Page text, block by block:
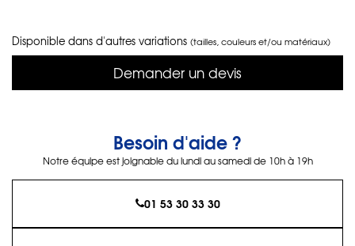
Disponible dans d'autres variations (tailles, couleurs et/ou matériaux)
Demander un devis
Besoin d'aide ?
Notre équipe est joignable du lundi au samedi de 10h à 19h
01 53 30 33 30